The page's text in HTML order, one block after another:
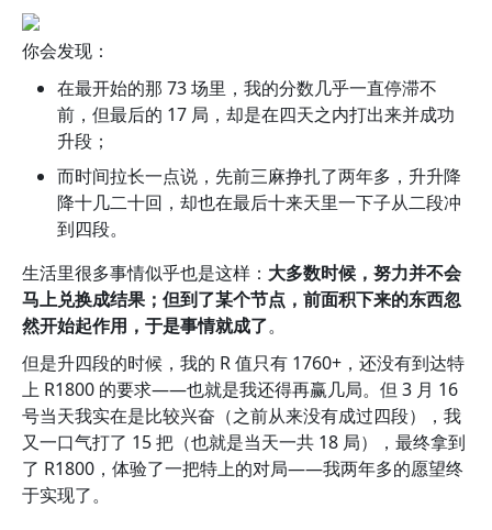
你会发现：
在最开始的那 73 场里，我的分数几乎一直停滞不
前，但最后的 17 局，却是在四天之内打出来并成功
升段；
而时间拉长一点说，先前三麻挣扎了两年多，升升降
降十几二十回，却也在最后十来天里一下子从二段冲
到四段。
生活里很多事情似乎也是这样： 大多数时候，努力并不会
马上兑换成结果；但到了某个节点，前面积下来的东西忽
然开始起作用，于是事情就成了。
但是升四段的时候，我的 R 值只有 1760+，还没有到达特
上 R1800 的要求——也就是我还得再赢几局。但 3 月 16
号当天我实在是比较兴奋（之前从来没有成过四段），我
又一口气打了 15 把（也就是当天一共 18 局），最终拿到
了 R1800，体验了一把特上的对局——我两年多的愿望终
于实现了。